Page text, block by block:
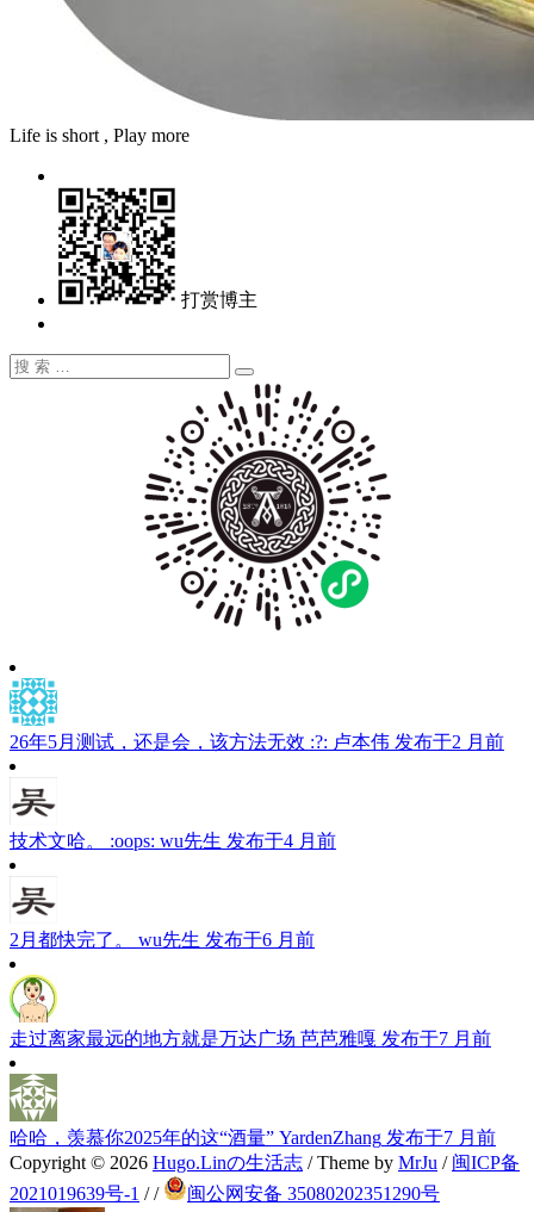
Life is short , Play more
打赏博主
搜
搜
索
26年5月测试，还是会，该方法无效 :?: 卢本伟 发布于2 月前
技术文哈。 :oops: wu先生 发布于4 月前
2月都快完了。 wu先生 发布于6 月前
走过离家最远的地方就是万达广场 芭芭雅嘎 发布于7 月前
哈哈，羡慕你2025年的这“酒量” YardenZhang 发布于7 月前
Copyright © 2026 Hugo.Linの生活志 / Theme by MrJu / 闽ICP备
2021019639号-1 // 闽公网安备 35080202351290号